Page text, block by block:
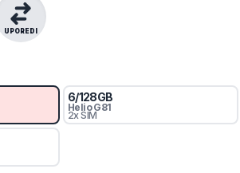
UPOREDI
6/128GB
Helio G81
2x SIM